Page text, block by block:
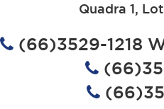
Quadra 1,
(66)3529-1218